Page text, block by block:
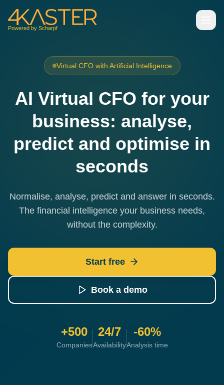
Powered by Scharpf
Virtual CFO with Artificial Intelligence
AI Virtual CFO for your
business: analyse,
predict and optimise in
seconds
Normalise, analyse, predict and answer in seconds.
The financial intelligence your business needs,
without the complexity.
Start free
Book a demo
+500
Companies
24/7
Availability
-60%
Analysis time